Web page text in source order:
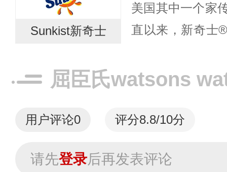
冷轧、液态...
Sunkist新奇士
美国其中一个家
直以来，新奇士
饮品，还是以优
屈臣氏watsons
用户评论0 评分8.8/10分
请先登录后再发表评论